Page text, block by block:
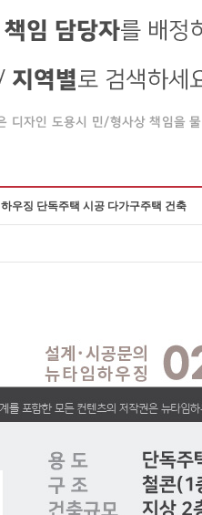
우징 단독주택 시공 다가구주택 건축